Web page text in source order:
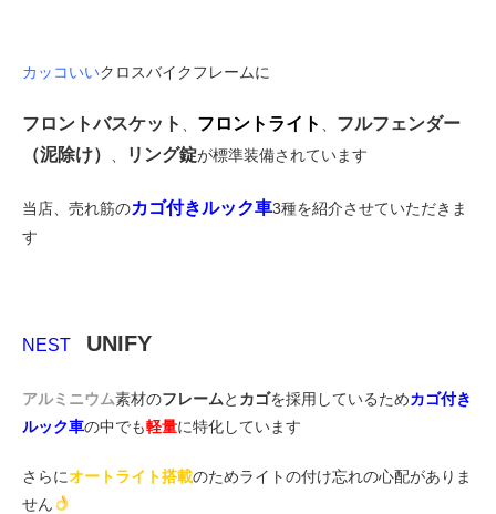
メディア
求人情報
法人様向け割引
その他
カッコいいクロスバイクフレームに
フロントバスケット フロントライト
フルフェンダー
（泥除け）
リング錠が標準装備されています
当店、売れ筋のカゴ付きルック車3種を紹介させていただきま
す
NEST UNIFY
アルミニウム素材のフレームと カゴを採用しているためカゴ付き
ルック車の中でも軽量に特化しています
さらにオートライト搭載のためライトの付け忘れの心配がありま
せん